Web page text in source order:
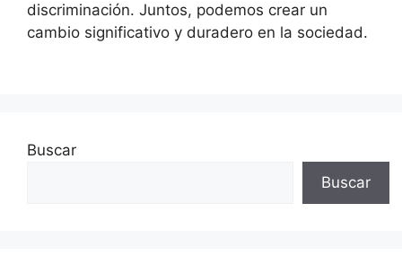
discriminación. Juntos, podemos crear un
cambio significativo y duradero en la sociedad.
Buscar
Buscar